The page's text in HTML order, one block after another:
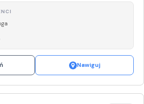
Nawiguj